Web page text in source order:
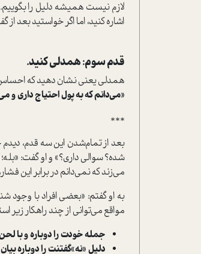
لازم نیست همیشه دلیل را بگوییم.
اشاره کنید، اما اگر خواستید بعد از
قدم سوم: همدلی کنید.
همدلی یعنی نشان دهید که احساس
«می‌دانم که به پول احتیاج داری
***
بعد از تمام‌شدن این سه قدم،
شده؟ سوالی داری؟» و او گفت:
می‌زند که نمی‌دانم در برابر این
به او گفتم: «بعضی افراد با وجود
مواقع می‌توانی از چند راهکار زیر
جمله خودت را دوباره و با
دلیل «نه»‌گفتنت را دوباره